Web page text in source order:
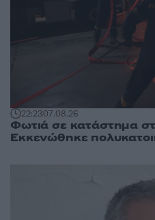
22:2307.08.26
Φωτιά σε κατάστημα
Εκκενώθηκε